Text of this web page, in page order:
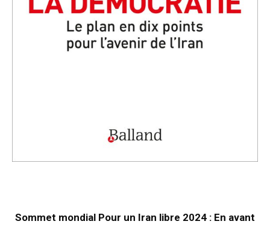
Sommet mondial Pour un Iran libre 2024 : En avant